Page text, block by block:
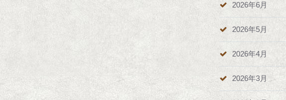
2026年6月
2026年5月
2026年4月
2026年3月